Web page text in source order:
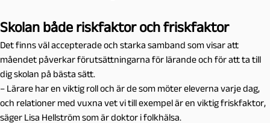
Skolan både riskfaktor och friskfaktor
Det finns väl accepterade och starka samband som visar att
måendet påverkar förutsättningarna för lärande och för att ta till
dig skolan på bästa sätt.
– Lärare har en viktig roll och är de som möter eleverna varje dag,
och relationer med vuxna vet vi till exempel är en viktig friskfaktor,
säger Lisa Hellström som är doktor i folkhälsa.